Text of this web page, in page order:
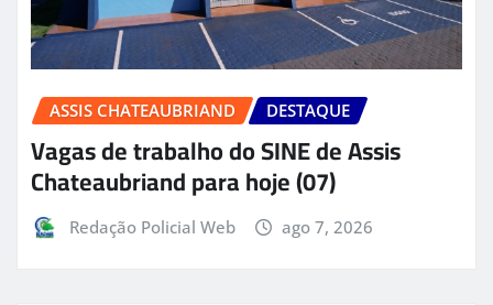
ASSIS CHATEAUBRIAND DESTAQUE
Vagas de trabalho do SINE de Assis
Chateaubriand para hoje (07)
Redação Policial Web ago 7, 2026